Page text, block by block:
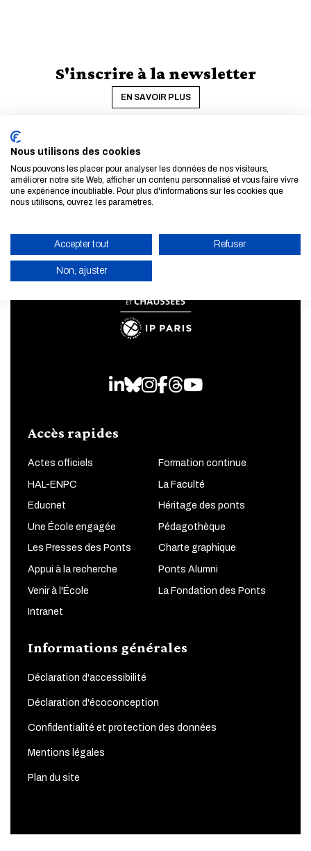
ACTIVER LE MODE ÉCO
ANNULER
S'inscrire à la newsletter
EN SAVOIR PLUS
LinkedIn
Bluesky
Instagram
Facebook
Threads
Youtube
Accès rapides
Actes officiels Formation continue
HAL-ENPC La Faculté
Educnet Héritage des ponts
Une École engagée Pédagothèque
Les Presses des Ponts Charte graphique
Appui à la recherche Ponts Alumni
Venir à l'École La Fondation des Ponts
Intranet
Informations générales
Déclaration d'accessibilité
Déclaration d'écoconception
Confidentialité et protection des données
Mentions légales
Plan du site
Nous utilisons des cookies
Nous pouvons les placer pour analyser les données de nos visiteurs,
améliorer notre site Web, afficher un contenu personnalisé et vous faire vivre
une expérience inoubliable. Pour plus d'informations sur les cookies que
nous utilisons, ouvrez les paramètres.
Accepter tout Refuser
Non, ajuster